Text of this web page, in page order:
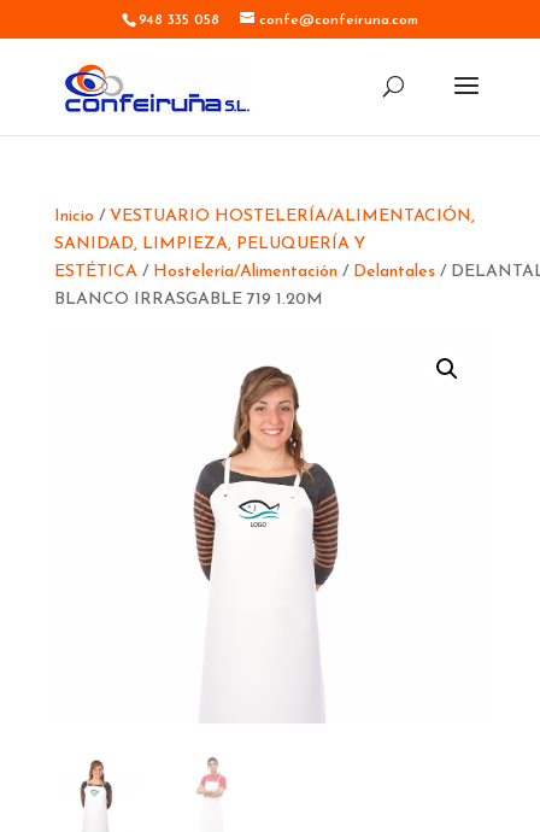
948 335 058 confe@confeiruna.com
Inicio / VESTUARIO HOSTELERÍA/ALIMENTACIÓN,
SANIDAD, LIMPIEZA, PELUQUERÍA Y
ESTÉTICA/ Hostelería/Alimentación/ Delantales/
BLANCO IRRASGABLE 719 1.20M